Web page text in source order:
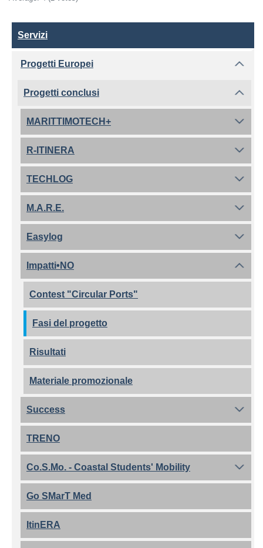
Servizi
Servizi
Progetti Europei
Progetti conclusi
MARITTIMOTECH+
R-ITINERA
TECHLOG
M.A.R.E.
Easylog
Impatti•NO
Contest "Circular Ports"
Fasi del progetto
Risultati
Materiale promozionale
Success
TRENO
Co.S.Mo. - Coastal Students' Mobility
Go SMarT Med
ItinERA